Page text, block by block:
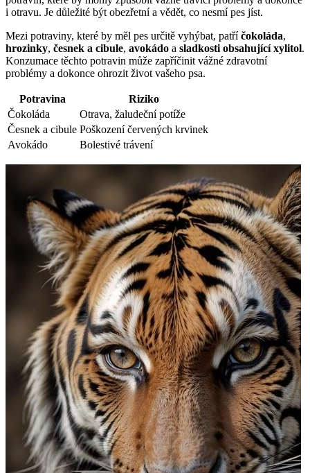
i otravu. Je důležité být obezřetní a vědět, co nesmí pes jíst.
Mezi potraviny, které by měl pes určitě vyhýbat, patříčokoláda,
hrozinky, česnek a cibule, avokádo a sladkosti obsahující xylitol.
Konzumace těchto potravin může zapříčinit vážné zdravotní
problémy a dokonce ohrozit život vašeho psa.
Potravina
Riziko
Čokoláda
Otrava, žaludeční potíže
Česnek a cibule Poškození červených krvinek
Avokádo
Bolestivé trávení